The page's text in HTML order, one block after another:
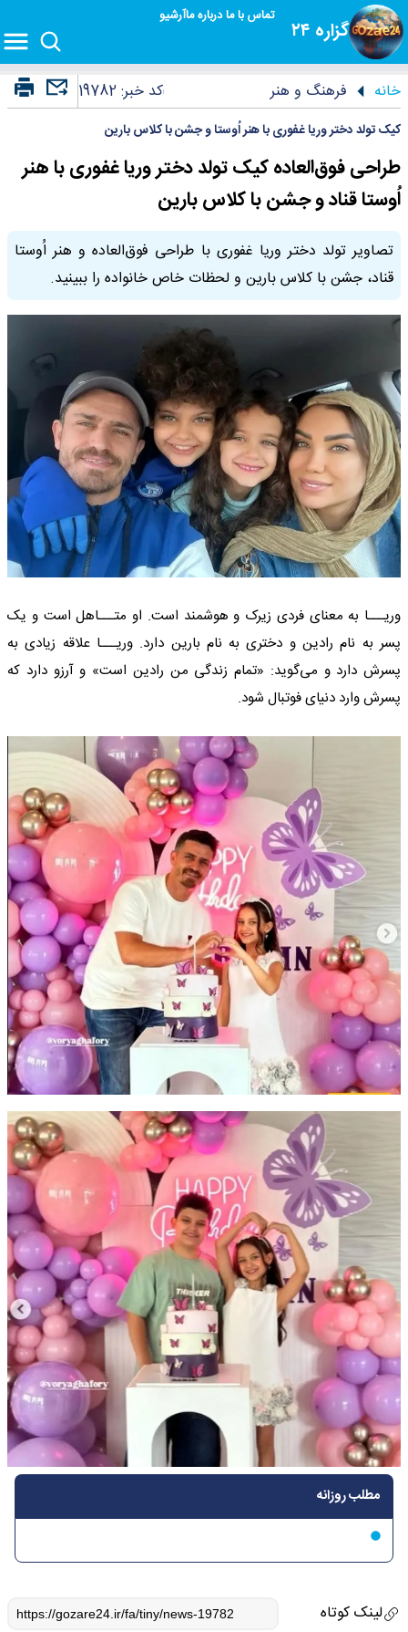
گزاره ۲۴
تماس با مادرباره ماآرشیو
خانه فرهنگ و هنر کد خبر:19782
کیک تولد دختر وریا غفوری با هنر اُوستا و جشن با کلاس بارین
طراحی فوق‌العاده کیک تولد دختر وریا غفوری با هنر
اُوستا قناد و جشن با کلاس بارین
تصاویر تولد دختر وریا غفوری با طراحی فوق‌العاده و هنر اُوستا
قناد، جشن با کلاس بارین و لحظات خاص خانواده را ببینید.
وریـــا به معنای فردی زیرک و هوشمند است. او متـــاهل است و یک
پسر به نام رادین و دختری به نام بارین دارد. وریـــا علاقه زیادی به
پسرش دارد و می‌گوید: «تمام زندگی من رادین است» و آرزو دارد که
پسرش وارد دنیای فوتبال شود.
مطلب روزانه
لینک کوتاه